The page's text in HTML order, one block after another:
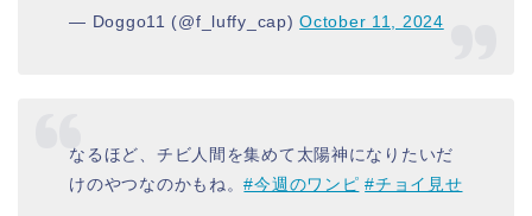
— Doggo11 (@f_luffy_cap)October 11, 2024
なるほど、チビ人間を集めて太陽神になりたいだ
けのやつなのかもね。#今週のワンピ #チョイ見せ